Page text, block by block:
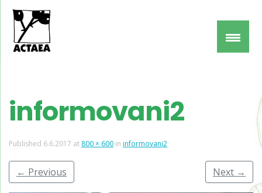
informovani2
Published 6.6.2017 at 800 × 600 in informovani2
← Previous Next →